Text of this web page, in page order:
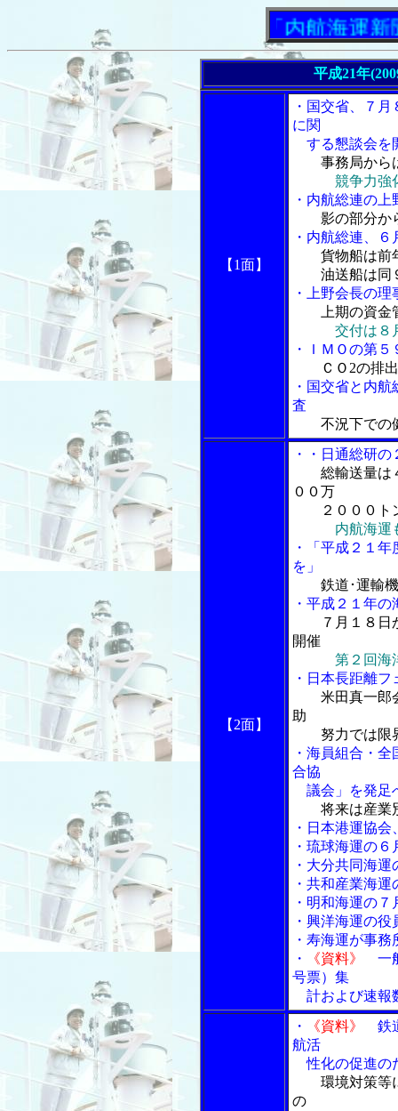
「内航海運新聞」ニ
平成21年
【1面】
・国交省、７
に関
する懇談会を
事務局から
競争力強
・内航総連の
影の部分か
・内航総連、
貨物船は前
油送船は同
・上野会長の
上期の資
交付は８
・ＩＭＯの第
ＣＯ2の排
・国交省と内
査
不況下での
【2面】
・・日通総研
総輸送量は
００万
２０００ト
内航海運
・「平成２１
を」
鉄道･運輸
・平成２１年
７月１８
開催
第２回海
・日本長距離
米田真一郎
助
努力では限
・海員組合・
合協
議会」を発足
将来は産業
・日本港運協
・琉球海運の
・大分共同海
・共和産業海
・明和海運の
・興洋海運の
・寿海運が事務
・
《資料》
一
号票）集
計および速報
・ 《資料》
鉄
航活
性化の促進の
環境対策等
の